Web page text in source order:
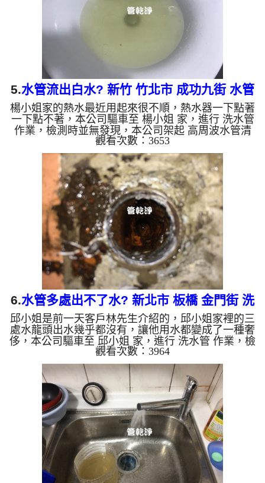
些洗出綠色的水，...
5.水管流出白水? 新竹 竹北市 成功九街 水管
清洗
楊小姐家的熱水最近用起來很不順，熱水器一下點著
一下點不著，本公司驅車至 楊小姐 家，進行 洗水管
作業，檢測時並無發現，本公司架起 高周波水管清
洗機，灌入 檸檬酸水 至管路裡面，等了約15分，開
啟 水管清洗機 ，啟動 螺旋波 模式，一開始就洗出白
色髒水，還不時噴出白色異物，如下圖片影片，一個
多小時後， 熱水出水量恢復正常，楊小姐能正常用
水了!! 如是自來水，如水管老化，會產生鐵鏽跟泥沙
堆積，洗出來的水就會是咖啡色，地下水含有氧化
錳，管壁上會結成黑色管垢，洗出來的水會跟石油一
樣黑，有些洗出綠...
觀看次數：3653
6.水管多處出不了水? 新北市 板橋 金門街 洗
水管
邱小姐是前一天客戶林先生介紹的，邱小姐家裡的三
處水龍頭出水幾乎都沒有，讓他用水都變成了一種奢
侈，本公司驅車至 邱小姐 家，進行 洗水管 作業，檢
測時發現管路裡都是鐵鏽，本公司架起 高周波水管
清洗機，灌入 檸檬酸水 至管路裡面，等了約15分，
開啟 水管清洗機 ，啟動 螺旋波 模式，一開始就洗出
黃色髒水，還三不五時堵住，本公司改用特殊工法，
洗出硬幣般大小的鐵塊，如下圖片影片，兩個多小時
後， 出水量恢復正常，邱小姐總算有水可以用了!! 如
是自來水，如水管老化，會產生鐵鏽跟泥沙堆積，洗
出來的水就會...
觀看次數：3964